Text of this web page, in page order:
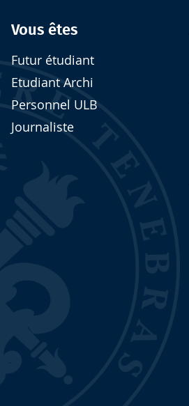
Vous êtes
Futur étudiant
Etudiant Archi
Personnel ULB
Journaliste